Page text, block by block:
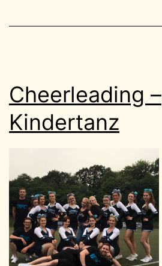
Cheerleading –
Kindertanz